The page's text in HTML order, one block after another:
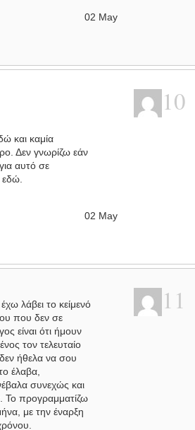
02 May
10
και καμία
Δεν γνωρίζω εάν
αυτό σε
02 May
11
λάβει το κείμενό
που δεν σε
είναι ότι ήμουν
τον τελευταίο
δεν ήθελα να σου
έλαβα,
συνεχώς και
Το προγραμματίζω
με την έναρξη